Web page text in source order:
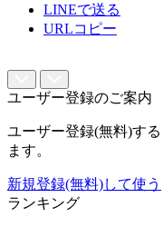
LINEで送る
URLコピー
ユーザー登録のご案内
ユーザー登録(無料)す
ます。
新規登録(無料)して使う
ランキング